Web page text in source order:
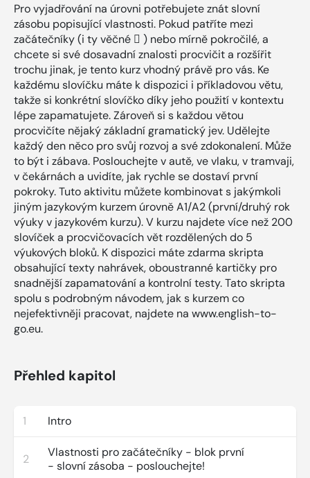
Pro vyjadřování na úrovni potřebujete znát slovní
zásobu popisující vlastnosti. Pokud patříte mezi
začátečníky (i ty věčné  ) nebo mírně pokročilé, a
chcete si své dosavadní znalosti procvičit a rozšířit
trochu jinak, je tento kurz vhodný právě pro vás. Ke
každému slovíčku máte k dispozici i příkladovou větu,
takže si konkrétní slovíčko díky jeho použití v kontextu
lépe zapamatujete. Zároveň si s každou větou
procvičíte nějaký základní gramatický jev. Udělejte
každý den něco pro svůj rozvoj a své zdokonalení. Může
to být i zábava. Poslouchejte v autě, ve vlaku, v tramvaji,
v čekárnách a uvidíte, jak rychle se dostaví první
pokroky. Tuto aktivitu můžete kombinovat s jakýmkoli
jiným jazykovým kurzem úrovně A1/A2 (první/druhý rok
výuky v jazykovém kurzu). V kurzu najdete více než 200
slovíček a procvičovacích vět rozdělených do 5
výukových bloků. K dispozici máte zdarma skripta
obsahující texty nahrávek, oboustranné kartičky pro
snadnější zapamatování a kontrolní testy. Tato skripta
spolu s podrobným návodem, jak s kurzem co
nejefektivněji pracovat, najdete na www.english-to-
go.eu.
Přehled kapitol
1 Intro
2
Vlastnosti pro začátečníky - blok první
- slovní zásoba - poslouchejte!